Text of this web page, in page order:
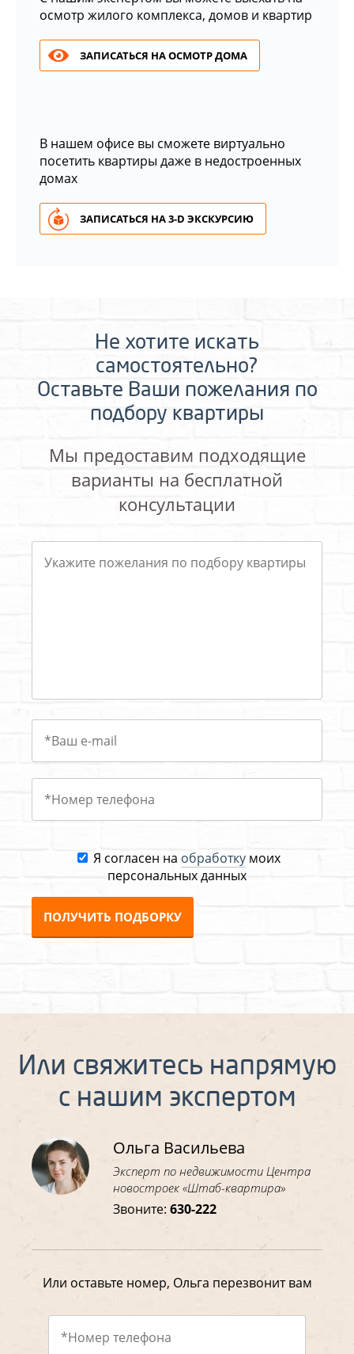
осмотр жилого комплекса, домов и квартир
ЗАПИСАТЬСЯ НА ОСМОТР ДОМА
В нашем офисе вы сможете виртуально
посетить квартиры даже в недостроенных
домах
ЗАПИСАТЬСЯ НА 3-D ЭКСКУРСИЮ
Не хотите искать
самостоятельно?
Оставьте Ваши пожелания по
подбору квартиры
Мы предоставим подходящие
варианты на бесплатной
консультации
Я согласен на обработкумоих
персональных данных
ПОЛУЧИТЬ ПОДБОРКУ
Или свяжитесь напрямую
с нашим экспертом
Ольга Васильева
Эксперт по недвижимости Центра
новостроек «Штаб-квартира»
Звоните:630-222
Или оставьте номер, Ольга перезвонит вам